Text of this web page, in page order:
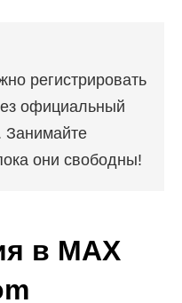
регистрировать
официальный
Занимайте
они свободны!
в MAX